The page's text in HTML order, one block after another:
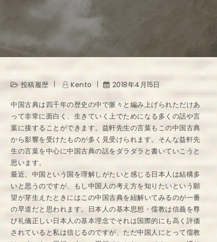
投稿履歴 Kento 2018年4月15日
中国古典は四千年の歴史の中で脈々と編み上げられただけあ
って非常に面白く、生きていく上でためになる多くの話や言
葉に接することができます。益軒先生の言葉もこの中国古典
から影響を受けたものが多く見受けられます。そんな益軒先
生の言葉を中心に中国古典の話をダラダラと書いていこうと
思います。
最近、中国という国を理解しがたいと感じる日本人は結構多
いと思うのですが、もし中国人の考え方を知りたいという願
望が芽生えたときにはこの中国古典を紐解いてみるのが一番
の早道だと思われます。日本人の基本思想・儒教は信義を尊
び礼儀正しい日本人の基本理念でそれは国際的にも高く評価
されていると私は信じるのですが、ただ中国人にとって儒教